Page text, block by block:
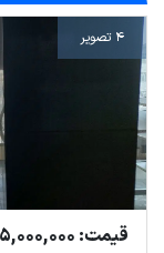
4 تصویر
قیمت: 5,000,000 تومان اجاره